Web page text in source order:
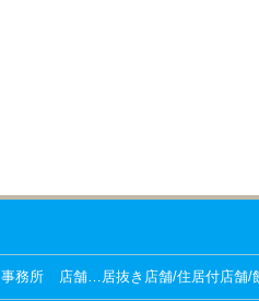
事務所 店舗…居抜き店舗/住居付店舗/